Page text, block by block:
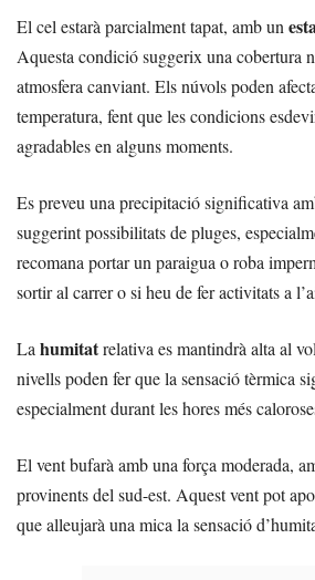
El cel estarà parcialment tapat, amb un
Aquesta condició suggerix una cobertura
atmosfera canviant. Els núvols poden
temperatura, fent que les condicions
agradables en alguns moments.
Es preveu una precipitació significativa
suggerint possibilitats de pluges,
recomana portar un paraigua o roba
sortir al carrer o si heu de fer activitats a
Lahumitatrelativa es mantindrà alta al
nivells poden fer que la sensació tèrmica
especialment durant les hores més
El vent bufarà amb una força moderada,
provinents del sud-est. Aquest vent pot
que alleujarà una mica la sensació